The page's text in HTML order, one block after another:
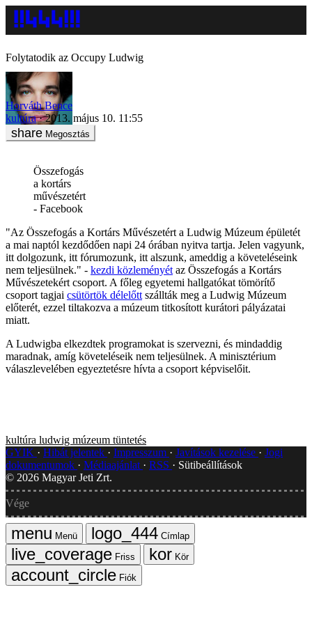
Folytatodik az Occupy Ludwig
Horváth Bence
kultúra
2013. május 10. 11:55
Megosztás
Összefogás
a kortárs
művészetért
- Facebook
"Az Összefogás a Kortárs Művészetért a Ludwig Múzeum épületét
a mai naptól kezdődően napi 24 órában nyitva tartja. Jelen vagyunk,
itt dolgozunk, itt fórumozunk, itt alszunk, ameddig a követeléseink
nem teljesülnek." - kezdi közleményét az Összefogás a Kortárs
Művészetekért csoport. A főleg egyetemi hallgatókat tömörítő
csoport tagjai csütörtök délelőtt szállták meg a Ludwig Múzeum
előterét, ezzel tiltakozva a múzeum titkosított kurátori pályázatai
miatt.
A Ludwigba elkezdtek programokat is szervezni, és mindaddig
maradnak, amíg követeléseik nem teljesülnek. A minisztérium
válaszlevelében egyeztetésre hívta a csoport képviselőit.
kultúra ludwig múzeum tüntetés
GYIK
Hibát jelentek Impresszum Javítások kezelése
Jogi
dokumentumok
Médiaajánlat RSS
Sütibeállítások
© 2026 Magyar Jeti Zrt.
Vége
Menü
Címlap
Friss
Kör
Fiók